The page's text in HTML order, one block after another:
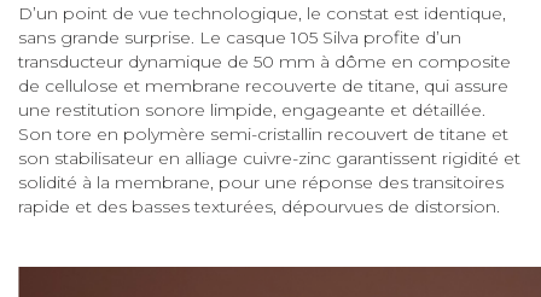
D’un point de vue technologique, le constat est identique,
sans grande surprise. Le casque 105 Silva profite d’un
transducteur dynamique de 50 mm à dôme en composite
de cellulose et membrane recouverte de titane, qui assure
une restitution sonore limpide, engageante et détaillée.
Son tore en polymère semi-cristallin recouvert de titane et
son stabilisateur en alliage cuivre-zinc garantissent rigidité et
solidité à la membrane, pour une réponse des transitoires
rapide et des basses texturées, dépourvues de distorsion.